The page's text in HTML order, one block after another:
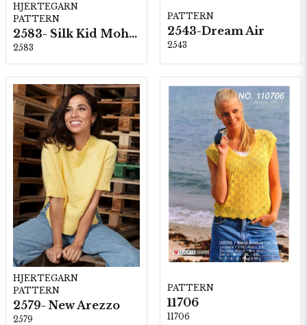
HJERTEGARN
PATTERN
2583- Silk Kid Mohair
2583
PATTERN
2543-Dream Air
2543
HJERTEGARN
PATTERN
2579- New Arezzo
2579
PATTERN
11706
11706